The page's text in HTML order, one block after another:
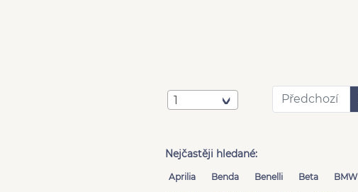
1 Předchozí
Nejčastěji hledané:
Aprilia Benda Benelli Beta BMW